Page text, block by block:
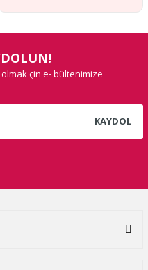
çin e- bültenimize
KAYDOL